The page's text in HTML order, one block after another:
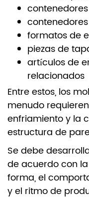
formatos de
piezas de
artículos de
relacionados
Entre estos, los
menudo
enfriamiento y la
estructura de
Se debe
de acuerdo con
forma, el
y el ritmo de